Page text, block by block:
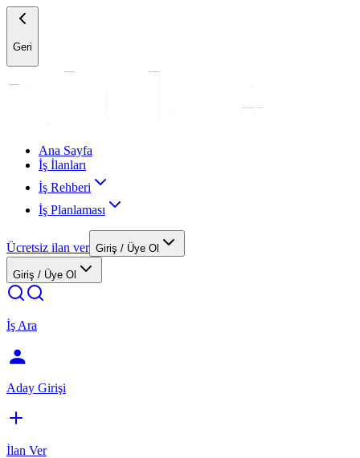
Geri
Ana Sayfa
İş İlanları
İş Rehberi
İş Planlaması
Ücretsiz ilan ver Giriş / Üye Ol
Giriş / Üye Ol
İş Ara
Aday Girişi
İlan Ver